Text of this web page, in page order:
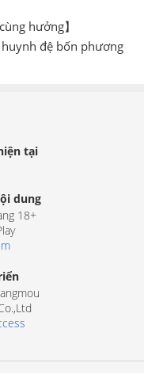
hưởng】
đệ bốn phương
tại
dung
18+